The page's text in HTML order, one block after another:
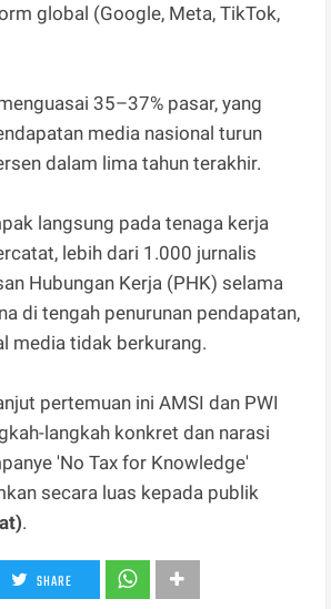
global (Google, Meta, TikTok,
35–37% pasar, yang
media nasional turun
dalam lima tahun terakhir.
langsung pada tenaga kerja
lebih dari 1.000 jurnalis
Hubungan Kerja (PHK) selama
di tengah penurunan pendapatan,
media tidak berkurang.
pertemuan ini AMSI dan PWI
langkah konkret dan narasi
'No Tax for Knowledge'
secara luas kepada publik
.
SHARE